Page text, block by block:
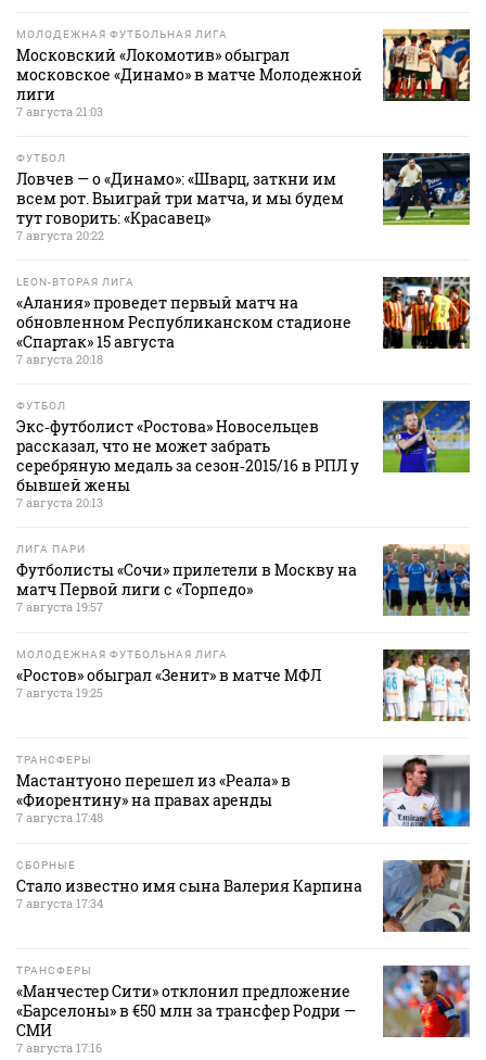
МОЛОДЕЖНАЯ ФУТБОЛЬНАЯ ЛИГА
Московский «Локомотив» обыграл
московское «Динамо» в матче Молодежной
лиги
7 августа 21:03
ФУТБОЛ
Ловчев — о «Динамо»: «Шварц, заткни им
всем рот. Выиграй три матча, и мы будем
тут говорить: «Красавец»
7 августа 20:22
LEON-ВТОРАЯ ЛИГА
«Алания» проведет первый матч на
обновленном Республиканском стадионе
«Спартак» 15 августа
7 августа 20:18
ФУТБОЛ
Экс‑футболист «Ростова» Новосельцев
рассказал, что не может забрать
серебряную медаль за сезон‑2015/16 в РПЛ у
бывшей жены
7 августа 20:13
ЛИГА ПАРИ
Футболисты «Сочи» прилетели в Москву на
матч Первой лиги с «Торпедо»
7 августа 19:57
МОЛОДЕЖНАЯ ФУТБОЛЬНАЯ ЛИГА
«Ростов» обыграл «Зенит» в матче МФЛ
7 августа 19:25
ТРАНСФЕРЫ
Мастантуоно перешел из «Реала» в
«Фиорентину» на правах аренды
7 августа 17:48
СБОРНЫЕ
Стало известно имя сына Валерия Карпина
7 августа 17:34
ТРАНСФЕРЫ
«Манчестер Сити» отклонил предложение
«Барселоны» в €50 млн за трансфер Родри —
СМИ
7 августа 17:16